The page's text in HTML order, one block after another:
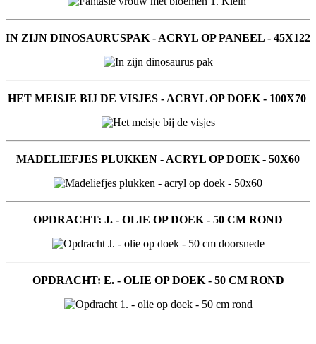
IN ZIJN DINOSAURUSPAK - ACRYL OP PANEEL - 45X122
HET MEISJE BIJ DE VISJES - ACRYL OP DOEK - 100X70
MADELIEFJES PLUKKEN - ACRYL OP DOEK - 50X60
OPDRACHT: J. - OLIE OP DOEK - 50 CM ROND
OPDRACHT: E. - OLIE OP DOEK - 50 CM ROND